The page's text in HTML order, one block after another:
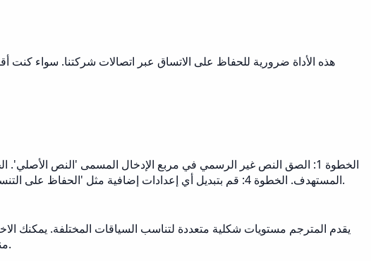
هذه الأداة ضرورية للحفاظ على الاتساق عبر اتصالات شركتنا. سواء كنت
المستهدف. الخطوة 4: قم بتبديل أي إعدادات إضافية مثل 'الحفاظ على التنسيق' أو 'الشكلية الصارمة'. الخطوة 5: أضف أي متطلبات مخصصة إذا لزم الأمر. انقر فوق ترجمة لتلقي نسختك الإنجليزية الرسمية.
يقدم المترجم مستويات شكلية متعددة لتناسب السياقات المختلفة. يمكنك
مناسب للاستخدام المقصود. على سبيل المثال، تركز الأعمال المهنية على المراسلات المهنية، بينما تناسب الأكاديمية الكتابة العلمية.